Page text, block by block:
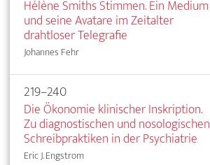
Hélène Smiths Stimmen. Ein Medium
und seine Avatare im Zeitalter
drahtloser Telegrafie
Johannes Fehr
219–240
Die Ökonomie klinischer Inskription.
Zu diagnostischen und nosologischen
Schreibpraktiken in der Psychiatrie
Eric J. Engstrom